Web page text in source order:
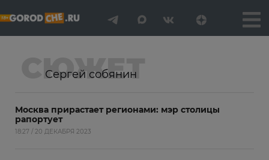
СЮЖЕТ
Сергей собянин
Москва прирастает регионами: мэр столицы
рапортует
18:27 / 20 ДЕКАБРЯ 2023